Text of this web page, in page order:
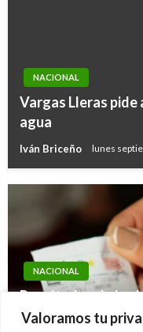
Valoramos tu
NACIONAL
Vargas Lleras
agua
Iván Briceño lunes
NACIONAL
Resultados de las
domingo 28 de